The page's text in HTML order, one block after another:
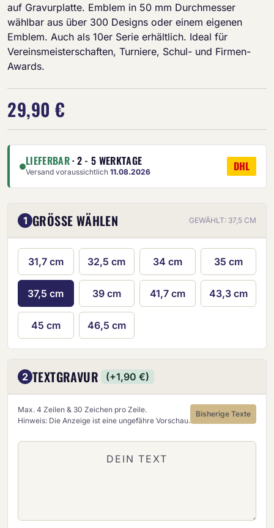
auf Gravurplatte. Emblem in 50 mm Durchmesser
wählbar aus über 300 Designs oder einem eigenen
Emblem. Auch als 10er Serie erhältlich. Ideal für
Vereinsmeisterschaften, Turniere, Schul- und Firmen-
Awards.
29,90 €
LIEFERBAR· 2 - 5 WERKTAGE
Versand voraussichtlich 11.08.2026 DHL
1 GRÖSSE WÄHLEN GEWÄHLT: 37,5 CM
31,7 cm 32,5 cm 34 cm 35 cm
37,5 cm 39 cm 41,7 cm 43,3 cm
45 cm 46,5 cm
2 TEXTGRAVUR (+1,90 €)
Max. 4 Zeilen & 30 Zeichen pro Zeile.
Hinweis: Die Anzeige ist eine ungefähre Vorschau.
Bisherige Texte